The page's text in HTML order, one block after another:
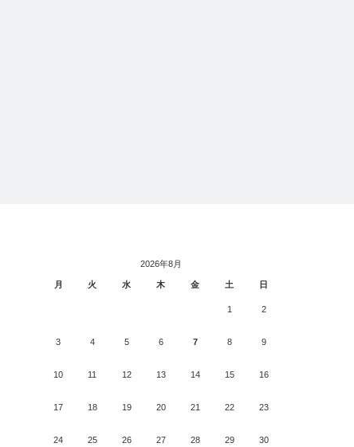
2026年8月
月 火 水 木 金 土 日
1 2
3 4 5 6 7 8 9
10 11 12 13 14 15 16
17 18 19 20 21 22 23
24 25 26 27 28 29 30